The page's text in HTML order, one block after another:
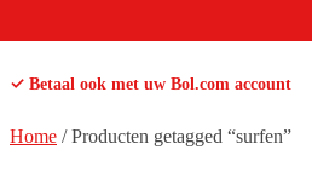
✓ Betaal ook met uw Bol.com account
Home /Producten getagged “surfen”